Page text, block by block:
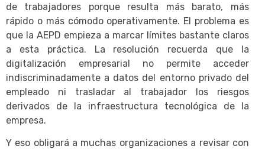
de trabajadores porque resulta más barato, más
rápido o más cómodo operativamente. El problema es
que la AEPD empieza a marcar límites bastante claros
a esta práctica. La resolución recuerda que la
digitalización empresarial no permite acceder
indiscriminadamente a datos del entorno privado del
empleado ni trasladar al trabajador los riesgos
derivados de la infraestructura tecnológica de la
empresa.
Y eso obligará a muchas organizaciones a revisar con